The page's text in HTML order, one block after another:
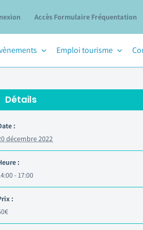
Accès Formulaire Fréquentation
Emploi tourisme
Détails
:
décembre 2022
:
- 17:00
: